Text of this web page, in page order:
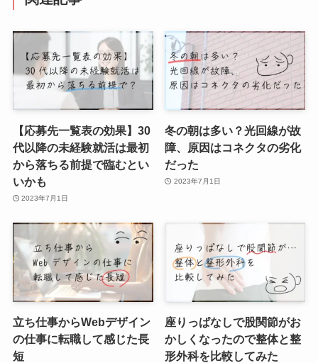
【応募先一覧表の効果】30
代以降の未経験就活は最初
から落ちる前提で臨むとい
いかも
2023年7月1日
冬の朝は多い？光回線が故
障、原因はコネクタの劣化
だった
2023年7月1日
立ち仕事からWebデザイン
の仕事に転職して感じた長
短
座りっぱなしで股関節がお
かしくなったので整体と整
形外科を比較してみた